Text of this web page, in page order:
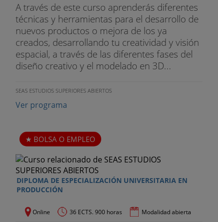
A través de este curso aprenderás diferentes
técnicas y herramientas para el desarrollo de
nuevos productos o mejora de los ya
creados, desarrollando tu creatividad y visión
espacial, a través de las diferentes fases del
diseño creativo y el modelado en 3D...
SEAS ESTUDIOS SUPERIORES ABIERTOS
Ver programa
BOLSA O EMPLEO
DIPLOMA DE ESPECIALIZACIÓN UNIVERSITARIA EN
PRODUCCIÓN
Online 36 ECTS. 900 horas Modalidad abierta